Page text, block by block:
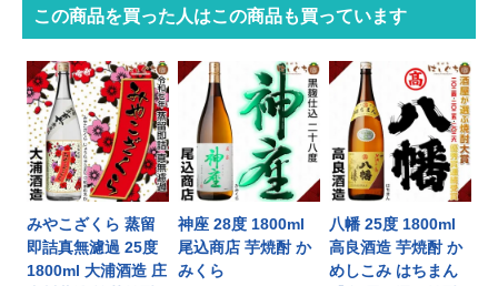
この商品を買った人はこの商品も買っています
みやこざくら 蒸留
即詰真無濾過 25度
1800ml 大浦酒造 庄
神座 28度 1800ml
尾込商店 芋焼酎 か
みくら
八幡 25度 1800ml
高良酒造 芋焼酎 か
めしこみ はちまん